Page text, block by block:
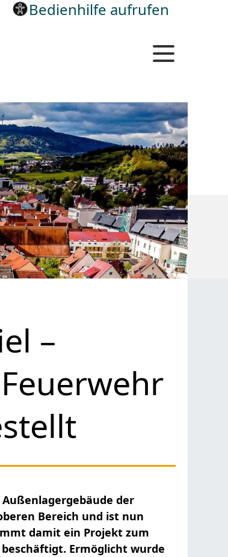
Bedienhilfe aufrufen
–
der
Bereich und ist nun
damit ein Projekt zum
Ermöglicht wurde